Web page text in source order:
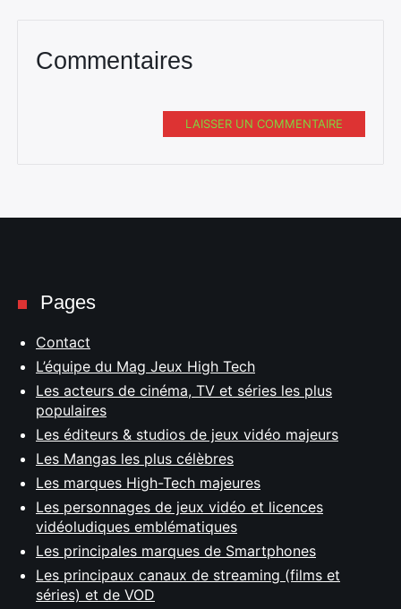
Commentaires
LAISSER UN COMMENTAIRE
Pages
Contact
L’équipe du Mag Jeux High Tech
Les acteurs de cinéma, TV et séries les plus
populaires
Les éditeurs & studios de jeux vidéo majeurs
Les Mangas les plus célèbres
Les marques High-Tech majeures
Les personnages de jeux vidéo et licences
vidéoludiques emblématiques
Les principales marques de Smartphones
Les principaux canaux de streaming (films et
séries) et de VOD